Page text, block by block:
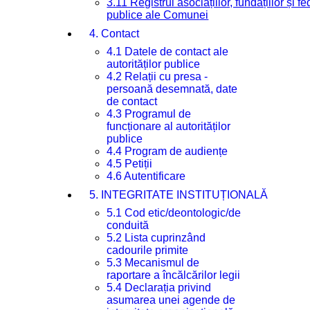
3.11 Registrul asociațiilor, fundațiilor și
publice ale Comunei
4. Contact
4.1 Datele de contact ale
autorităților publice
4.2 Relații cu presa -
persoană desemnată, date
de contact
4.3 Programul de
funcționare al autorităților
publice
4.4 Program de audiențe
4.5 Petiții
4.6 Autentificare
5. INTEGRITATE INSTITUȚIONALĂ
5.1 Cod etic/deontologic/de
conduită
5.2 Lista cuprinzând
cadourile primite
5.3 Mecanismul de
raportare a încălcărilor legii
5.4 Declarația privind
asumarea unei agende de